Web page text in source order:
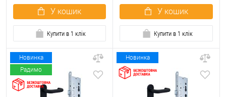
У кошик
Купити в 1 клік
У кошик
Купити в 1 клік
Новинка
Радимо
Новинка